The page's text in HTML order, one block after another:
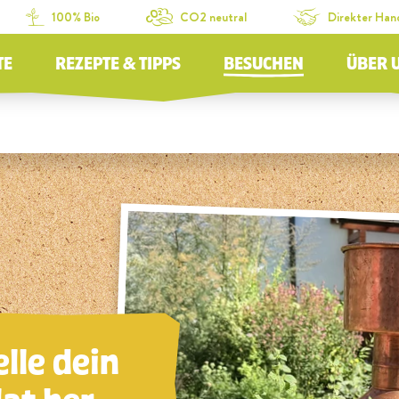
100% Bio CO2 neutral Direkter
REZEPTE & TIPPS BESUCHEN ÜBER
dein